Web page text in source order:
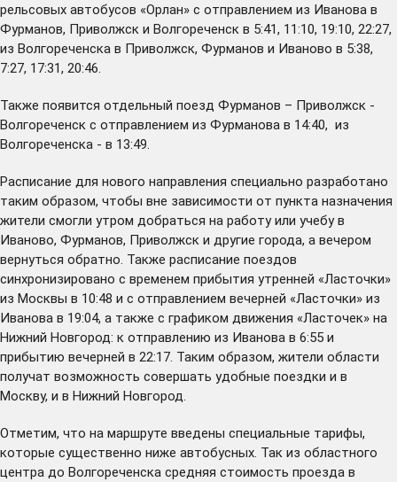
рельсовых автобусов «Орлан» с отправлением из Иванова в
Фурманов, Приволжск и Волгореченск в 5:41, 11:10, 19:10, 22:27,
из Волгореченска в Приволжск, Фурманов и Иваново в 5:38,
7:27, 17:31, 20:46.
Также появится отдельный поезд Фурманов – Приволжск -
Волгореченск с отправлением из Фурманова в 14:40, из
Волгореченска - в 13:49.
Расписание для нового направления специально разработано
таким образом, чтобы вне зависимости от пункта назначения
жители смогли утром добраться на работу или учебу в
Иваново, Фурманов, Приволжск и другие города, а вечером
вернуться обратно. Также расписание поездов
синхронизировано с временем прибытия утренней «Ласточки»
из Москвы в 10:48 и с отправлением вечерней «Ласточки» из
Иванова в 19:04, а также с графиком движения «Ласточек» на
Нижний Новгород: к отправлению из Иванова в 6:55 и
прибытию вечерней в 22:17. Таким образом, жители области
получат возможность совершать удобные поездки и в
Москву, и в Нижний Новгород.
Отметим, что на маршруте введены специальные тарифы,
которые существенно ниже автобусных. Так из областного
центра до Волгореченска средняя стоимость проезда в